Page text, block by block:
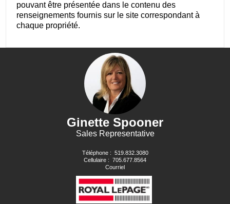
pouvant être présentée dans le contenu des
renseignements fournis sur le site correspondant à
chaque propriété.
Ginette Spooner
Sales Representative
Téléphone : 519.832.3080
Cellulaire : 705.677.8564
Courriel